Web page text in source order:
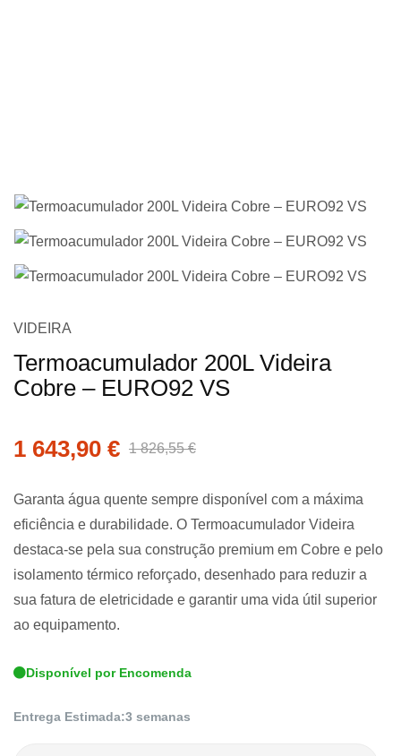
para
o
início
de
VIDEIRA
Termoacumulador 200L Videira
Cobre – EURO92 VS
1 643,90 € 1 826,55 €
Garanta água quente sempre disponível com a máxima
eficiência e durabilidade. O Termoacumulador Videira
destaca-se pela sua construção premium em Cobre e pelo
isolamento térmico reforçado, desenhado para reduzir a
sua fatura de eletricidade e garantir uma vida útil superior
ao equipamento.
Disponível por Encomenda
Entrega Estimada:3 semanas